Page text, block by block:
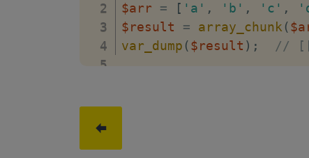
$arr
= [ 'a' , 'b' , 'c' ,
$result
= array_chunk (
var_dump ($result ) ; //